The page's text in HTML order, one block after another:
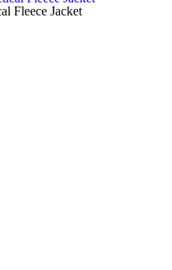
Fleece Jacket